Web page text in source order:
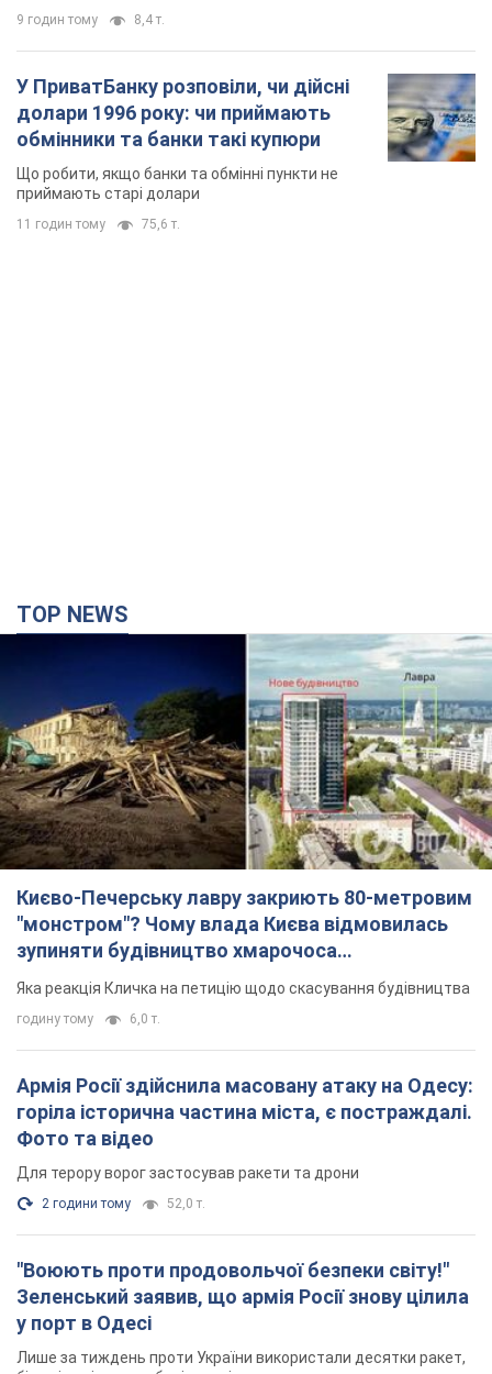
9 годин тому 8,4 т.
У ПриватБанку розповіли, чи дійсні
долари 1996 року: чи приймають
обмінники та банки такі купюри
Що робити, якщо банки та обмінні пункти не
приймають старі долари
11 годин тому 75,6 т.
TOP NEWS
Києво-Печерську лавру закриють 80-метровим
"монстром"? Чому влада Києва відмовилась
зупиняти будівництво хмарочоса
"московського вірянина"
Яка реакція Кличка на петицію щодо скасування будівництва
годину тому 6,0 т.
Армія Росії здійснила масовану атаку на Одесу:
горіла історична частина міста, є постраждалі.
Фото та відео
Для терору ворог застосував ракети та дрони
2 години тому 52,0 т.
"Воюють проти продовольчої безпеки світу!"
Зеленський заявив, що армія Росії знову цілила
у порт в Одесі
Лише за тиждень проти України використали десятки ракет,